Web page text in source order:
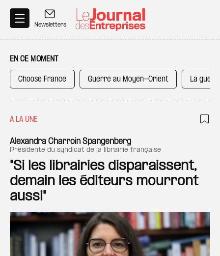
Newsletters
EN CE MOMENT
Choose France Guerre au Moyen-Orient La
A LA UNE
Alexandra Charroin Spangenberg
présidente du syndicat de la librairie française
"Si les librairies disparaissent,
demain les éditeurs mourront
aussi"